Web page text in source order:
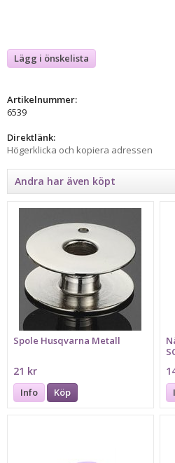
Lägg i önskelista
Artikelnummer:
6539
Direktlänk:
Högerklicka och kopiera adressen
Andra har även köpt
Spole Husqvarna Metall
21 kr
Info Köp